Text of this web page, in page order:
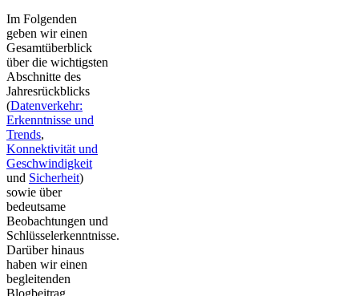
Im Folgenden
geben wir einen
Gesamtüberblick
über die wichtigsten
Abschnitte des
Jahresrückblicks
(Datenverkehr:
Erkenntnisse und
Trends,
Konnektivität und
Geschwindigkeit
und Sicherheit)
sowie über
bedeutsame
Beobachtungen und
Schlüsselerkenntnisse.
Darüber hinaus
haben wir einen
begleitenden